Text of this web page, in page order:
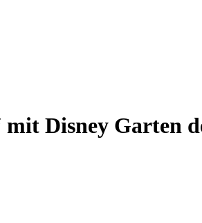
Disney Garten